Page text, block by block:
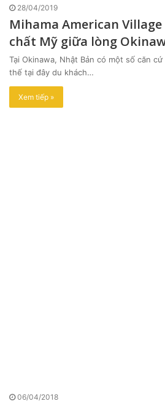
28/04/2019
Mihama American
chất Mỹ giữa lòng
Tại Okinawa, Nhật Bản có một số căn
thế tại đây du khách…
Xem tiếp »
06/04/2018